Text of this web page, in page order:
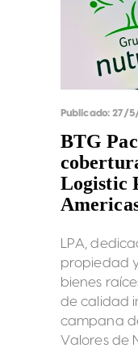
Publicado:27/
BTG
Logistic
LPA,
propiedad
bienes
de calidad
campana
Valores de